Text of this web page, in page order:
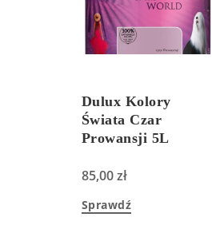
Dulux Kolory
Świata Czar
Prowansji 5L
85,00zł
Sprawdź